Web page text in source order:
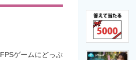
経営リーダーのコミュニティ